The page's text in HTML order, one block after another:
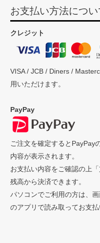
お支払い方法につい
クレジット
VISA / JCB / Diners /
用いただけます。
PayPay
ご注文を確定するとPayPay
内容が表示されます。
お支払い内容をご確認の上
残高から決済できます。
パソコンでご利用の方は、
のアプリで読み取ってお支払